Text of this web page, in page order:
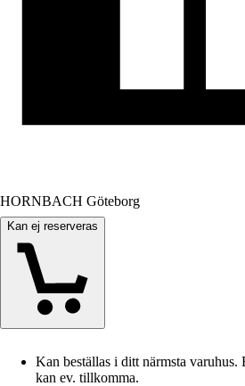
HORNBACH Göteborg
Kan ej reserveras
Kan beställas i ditt närmsta
kan ev. tillkomma.